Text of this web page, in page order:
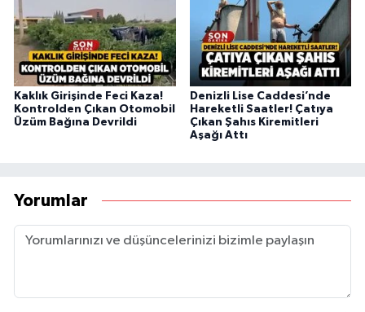
Kaklık Girişinde Feci Kaza!
Kontrolden Çıkan Otomobil
Üzüm Bağına Devrildi
Denizli Lise Caddesi’nde
Hareketli Saatler! Çatıya
Çıkan Şahıs Kiremitleri
Aşağı Attı
Yorumlar